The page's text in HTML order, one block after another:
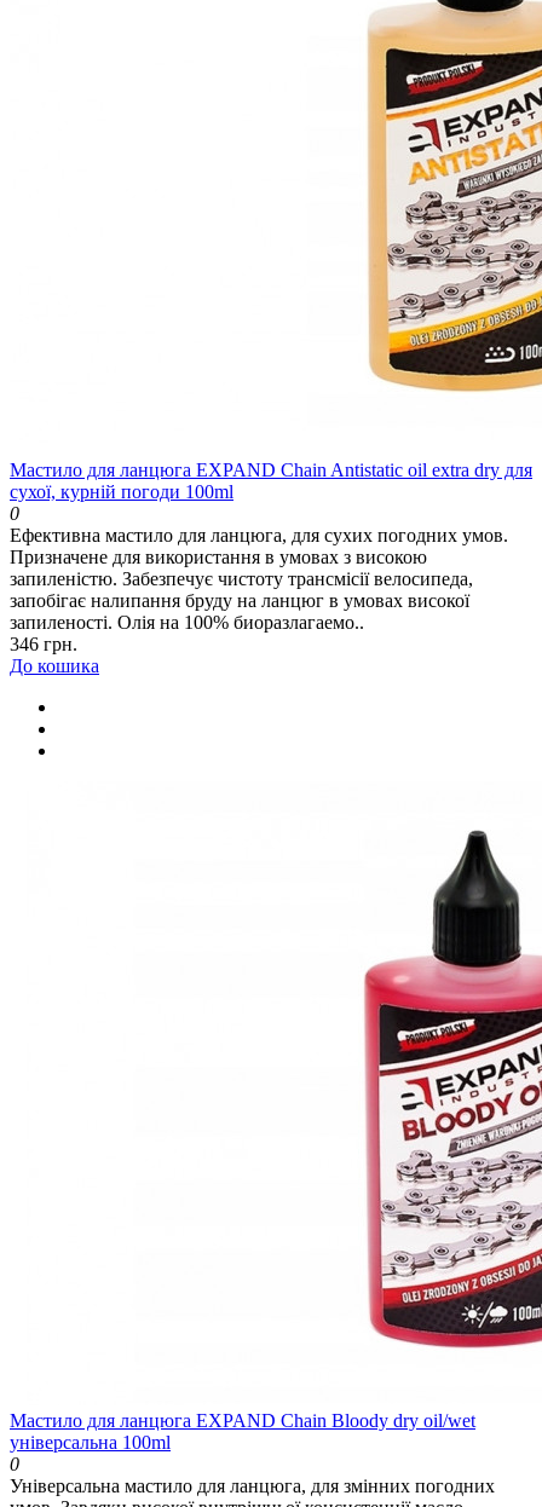
Мастило для ланцюга EXPAND Chain Antistatic oil extra dry для
сухої, курній погоди 100ml
0
Ефективна мастило для ланцюга, для сухих погодних умов.
Призначене для використання в умовах з високою
запиленістю. Забезпечує чистоту трансмісії велосипеда,
запобігає налипання бруду на ланцюг в умовах високої
запиленості. Олія на 100% биоразлагаемо..
346 грн.
До кошика
Мастило для ланцюга EXPAND Chain Bloody dry oil/wet
універсальна 100ml
0
Універсальна мастило для ланцюга, для змінних погодних